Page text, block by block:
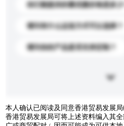
你们能提供的最优惠价格是多少
请问有什么运送方式可以选择？
请问你的产品是否支持定制？
本人确认已阅读及同意香港贸易发展局
香港贸易发展局可将上述资料编入其